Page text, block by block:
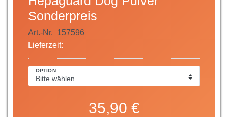
Sonderpreis
Art.-Nr. 157596
Lieferzeit:
OPTION
35,90 €